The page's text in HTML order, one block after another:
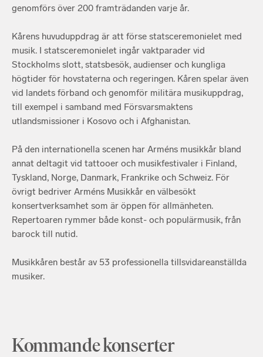
genomförs över 200 framträdanden varje år.
Kårens huvuduppdrag är att förse statsceremonielet med
musik. I statsceremonielet ingår vaktparader vid
Stockholms slott, statsbesök, audienser och kungliga
högtider för hovstaterna och regeringen. Kåren spelar även
vid landets förband och genomför militära musikuppdrag,
till exempel i samband med Försvarsmaktens
utlandsmissioner i Kosovo och i Afghanistan.
På den internationella scenen har Arméns musikkår bland
annat deltagit vid tattooer och musikfestivaler i Finland,
Tyskland, Norge, Danmark, Frankrike och Schweiz. För
övrigt bedriver Arméns Musikkår en välbesökt
konsertverksamhet som är öppen för allmänheten.
Repertoaren rymmer både konst- och populärmusik, från
barock till nutid.
Musikkåren består av 53 professionella tillsvidareanställda
musiker.
Kommande konserter